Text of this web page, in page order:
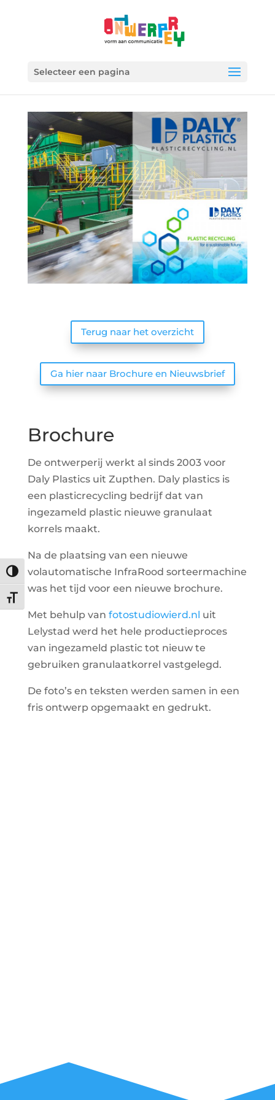
Keuze voor hoog contrast
Kies grootte van het lettertype
Selecteer een pagina
Terug naar het overzicht
Ga hier naar Brochure en Nieuwsbrief
Brochure
De ontwerperij werkt al sinds 2003 voor
Daly Plastics uit Zupthen. Daly plastics is
een plasticrecycling bedrijf dat van
ingezameld plastic nieuwe granulaat
korrels maakt.
Na de plaatsing van een nieuwe
volautomatische InfraRood sorteermachine
was het tijd voor een nieuwe brochure.
Met behulp van fotostudiowierd.nl uit
Lelystad werd het hele productieproces
van ingezameld plastic tot nieuw te
gebruiken granulaatkorrel vastgelegd.
De foto’s en teksten werden samen in een
fris ontwerp opgemaakt en gedrukt.